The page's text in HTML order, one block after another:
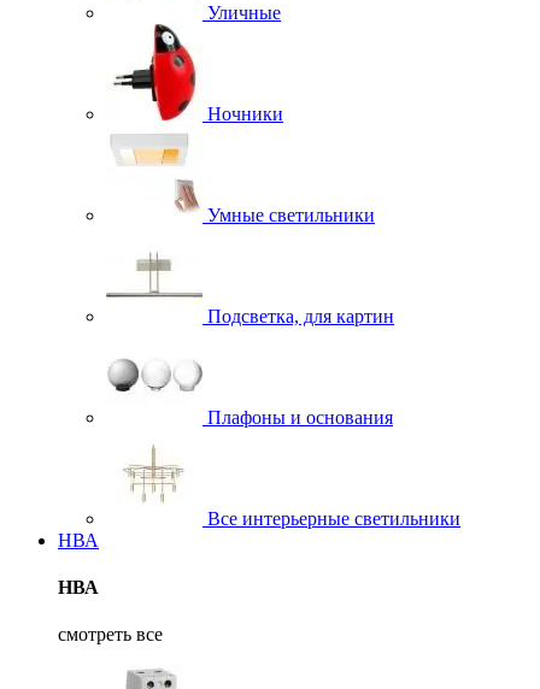
Уличные
Ночники
Умные светильники
Подсветка, для картин
Плафоны и основания
Все интерьерные светильники
НВА
НВА
смотреть все